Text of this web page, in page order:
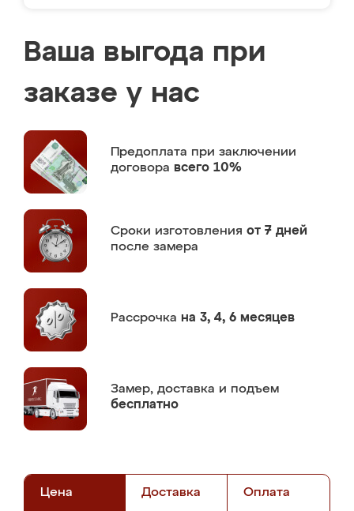
Ваша выгода при
заказе у нас
Предоплата при заключении
договора всего 10%
Сроки изготовления от 7 дней
после замера
Рассрочка на 3, 4, 6 месяцев
Замер, доставка и подъем
бесплатно
Цена Доставка Оплата